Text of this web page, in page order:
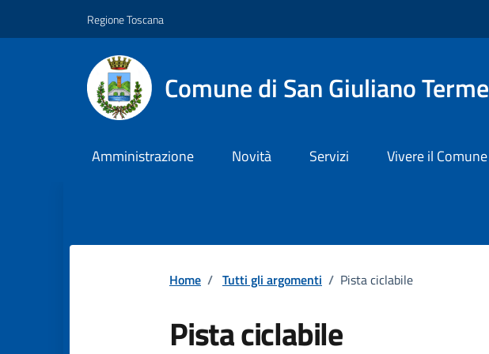
Regione Toscana
Comune di San Giuliano Terme
Amministrazione Novità Servizi Vivere il Comune
Home / Tutti gli argomenti / Pista ciclabile
Pista ciclabile